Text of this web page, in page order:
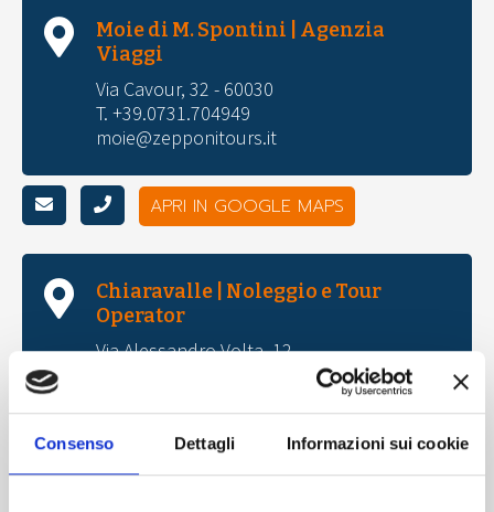
Consenso Dettagli Informazioni sui cookie
Moie di M. Spontini | Agenzia
Viaggi
Via Cavour, 32 - 60030
T. +39.0731.704949
moie@zepponitours.it
APRI IN GOOGLE MAPS
Chiaravalle | Noleggio e Tour
Operator
Via Alessandro Volta, 12